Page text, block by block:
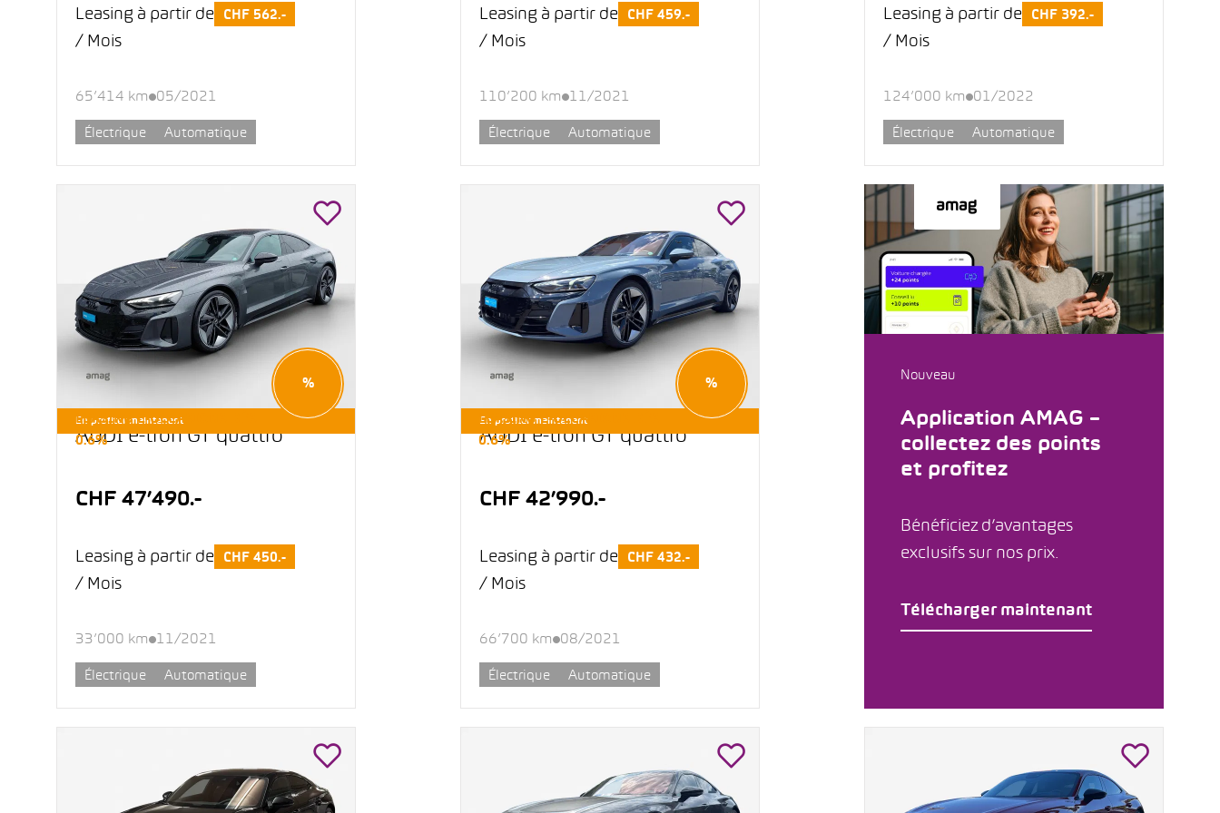
Leasing à partir de CHF 562.-
/ Mois
65’414 km 05/2021
Électrique Automatique
Leasing à partir de CHF 459.-
/ Mois
110’200 km 11/2021
Électrique Automatique
Leasing à partir de CHF 392.-
/ Mois
124’000 km 01/2022
Électrique Automatique
En profiter maintenant
%
LEASING E-OCCASIONS DÈS
0.6%
AUDI e-tron GT quattro
CHF 47’490.-
Leasing à partir de CHF 450.-
/ Mois
33’000 km 11/2021
Électrique Automatique
En profiter maintenant
%
LEASING E-OCCASIONS DÈS
0.6%
AUDI e-tron GT quattro
CHF 42’990.-
Leasing à partir de CHF 432.-
/ Mois
66’700 km 08/2021
Électrique Automatique
Nouveau
Application AMAG –
collectez des points
et profitez
Bénéficiez d’avantages
exclusifs sur nos prix.
Télécharger maintenant